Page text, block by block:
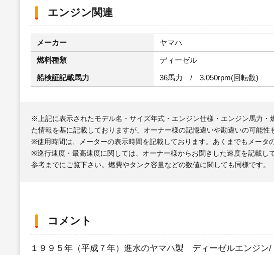
エンジン関連
メーカー ヤマハ
燃料種類 ディーゼル
船検証記載馬力 36馬力 / 3,050rpm(回転数)
※上記に表示されたモデル名・サイズ年式・エンジン仕様・エンジン馬力
た情報を基に記載しておりますが、オーナー様の記憶違いや勘違いの可能
※使用時間は、メーターの表示時間を記載しております。あくまでもメー
※巡行速度・最高速度に関しては、オーナー様からお聞きした速度を記載
参考までにご覧下さい。燃費やタンク容量などの数値に関しても同様です。
コメント
１９９５年（平成７年）進水のヤマハ製 ディーゼルエンジ